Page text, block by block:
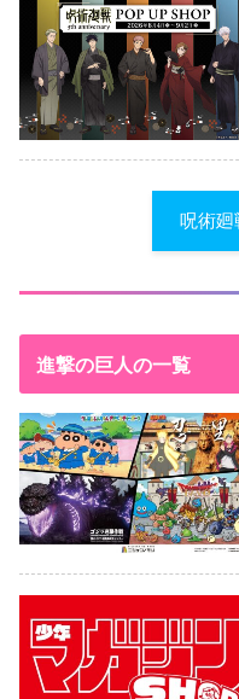
呪術廻
進撃の巨人の一覧